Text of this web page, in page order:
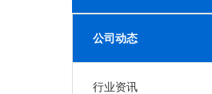
公司动态
行业资讯